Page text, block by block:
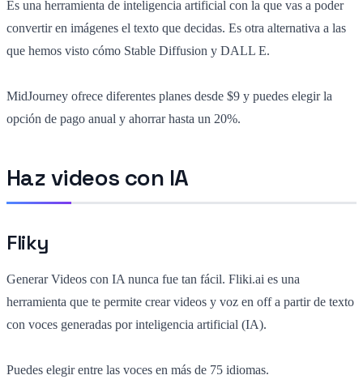
Es una herramienta de inteligencia artificial con la que vas a poder
convertir en imágenes el texto que decidas. Es otra alternativa a las
que hemos visto cómo Stable Diffusion y DALL E.
MidJourney ofrece diferentes planes desde $9 y puedes elegir la
opción de pago anual y ahorrar hasta un 20%.
Haz videos con IA
Fliky
Generar Videos con IA nunca fue tan fácil. Fliki.ai es una
herramienta que te permite crear videos y voz en off a partir de texto
con voces generadas por inteligencia artificial (IA).
Puedes elegir entre las voces en más de 75 idiomas.